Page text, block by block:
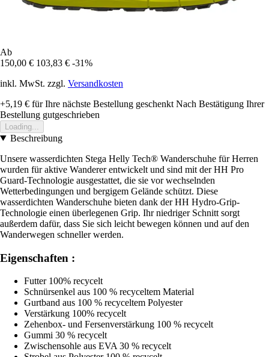
Ab
150,00 € 103,83 € -31%
inkl. MwSt. zzgl. Versandkosten
+5,19 € für Ihre nächste Bestellung geschenkt Nach Bestätigung Ihrer
Bestellung gutgeschrieben
Loading...
Beschreibung
Unsere wasserdichten Stega Helly Tech® Wanderschuhe für Herren
wurden für aktive Wanderer entwickelt und sind mit der HH Pro
Guard-Technologie ausgestattet, die sie vor wechselnden
Wetterbedingungen und bergigem Gelände schützt. Diese
wasserdichten Wanderschuhe bieten dank der HH Hydro-Grip-
Technologie einen überlegenen Grip. Ihr niedriger Schnitt sorgt
außerdem dafür, dass Sie sich leicht bewegen können und auf den
Wanderwegen schneller werden.
Eigenschaften :
Futter 100% recycelt
Schnürsenkel aus 100 % recyceltem Material
Gurtband aus 100 % recyceltem Polyester
Verstärkung 100% recycelt
Zehenbox- und Fersenverstärkung 100 % recycelt
Gummi 30 % recycelt
Zwischensohle aus EVA 30 % recycelt